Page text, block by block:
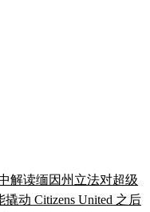
解读缅因州立法对超级
动 Citizens United 之后